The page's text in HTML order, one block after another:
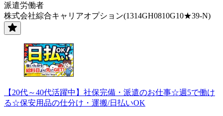
派遣労働者
株式会社綜合キャリアオプション(1314GH0810G10★39-N)
【20代～40代活躍中】社保完備・派遣のお仕事☆週5で働け
る☆保安用品の仕分け・運搬/日払いOK